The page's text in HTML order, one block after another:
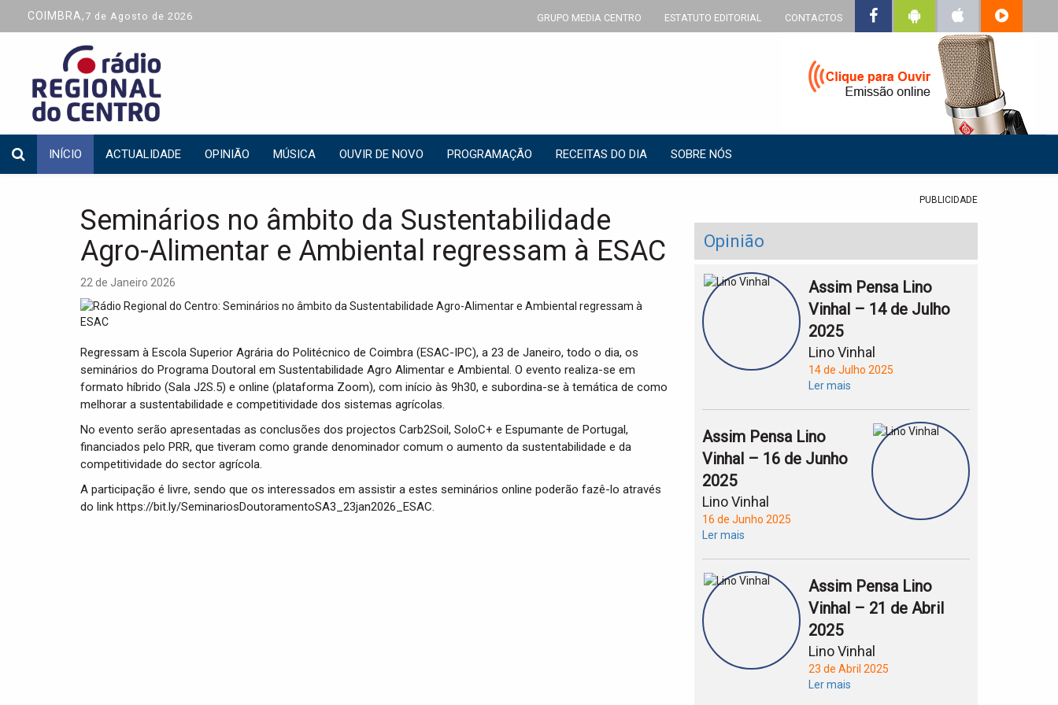
COIMBRA, 7 de Agosto de 2026 GRUPO MEDIA CENTRO ESTATUTO EDITORIAL CONTACTOS
INÍCIO ACTUALIDADE OPINIÃO MÚSICA OUVIR DE NOVO PROGRAMAÇÃO RECEITAS DO DIA SOBRE NÓS
Seminários no âmbito da Sustentabilidade
Agro-Alimentar e Ambiental regressam à ESAC
22 de Janeiro 2026
Regressam à Escola Superior Agrária do Politécnico de Coimbra (ESAC-IPC), a 23 de Janeiro, todo o dia, os
seminários do Programa Doutoral em Sustentabilidade Agro Alimentar e Ambiental. O evento realiza-se em
formato híbrido (Sala J2S.5) e online (plataforma Zoom), com início às 9h30, e subordina-se à temática de como
melhorar a sustentabilidade e competitividade dos sistemas agrícolas.
No evento serão apresentadas as conclusões dos projectos Carb2Soil, SoloC+ e Espumante de Portugal,
financiados pelo PRR, que tiveram como grande denominador comum o aumento da sustentabilidade e da
competitividade do sector agrícola.
A participação é livre, sendo que os interessados em assistir a estes seminários online poderão fazê-lo através
do link https://bit.ly/SeminariosDoutoramentoSA3_23jan2026_ESAC.
PUBLICIDADE
Opinião
Assim Pensa Lino
Vinhal – 14 de Julho
2025
Lino Vinhal
14 de Julho 2025
Ler mais
Assim Pensa Lino
Vinhal – 16 de Junho
2025
Lino Vinhal
16 de Junho 2025
Ler mais
Assim Pensa Lino
Vinhal – 21 de Abril
2025
Lino Vinhal
23 de Abril 2025
Ler mais